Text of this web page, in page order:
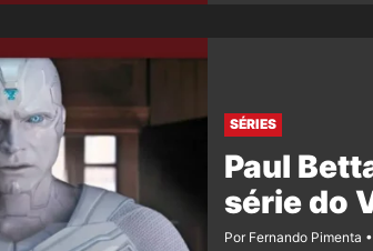
SÉRIES
Paul
série do
Por Fernando Pimenta